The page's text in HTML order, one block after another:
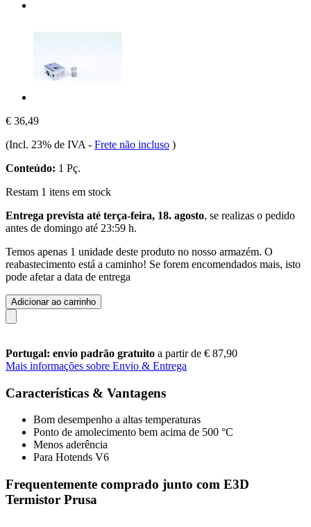
€ 36,49
(Incl. 23% de IVA - Frete não incluso )
Conteúdo: 1 Pç.
Restam 1 itens em stock
Entrega prevista até terça-feira, 18. agosto, se realizas o pedido
antes de domingo até 23:59 h.
Temos apenas 1 unidade deste produto no nosso armazém. O
reabastecimento está a caminho! Se forem encomendados mais, isto
pode afetar a data de entrega
Adicionar ao carrinho
Portugal: envio padrão gratuito a partir de € 87,90
Mais informações sobre Envio & Entrega
Características & Vantagens
Bom desempenho a altas temperaturas
Ponto de amolecimento bem acima de 500 °C
Menos aderência
Para Hotends V6
Frequentemente comprado junto com E3D
Termistor Prusa